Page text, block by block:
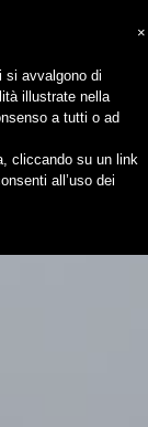
×
si avvalgono di
illustrate nella
a tutti o ad
cliccando su un link
all’uso dei